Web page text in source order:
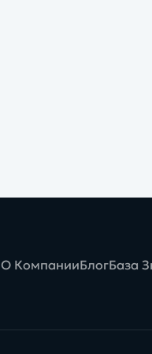
О КомпанииБлогБаза